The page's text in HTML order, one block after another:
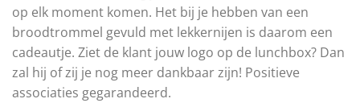
op elk moment komen. Het bij je hebben van een
broodtrommel gevuld met lekkernijen is daarom een
cadeautje. Ziet de klant jouw logo op de lunchbox? Dan
zal hij of zij je nog meer dankbaar zijn! Positieve
associaties gegarandeerd.